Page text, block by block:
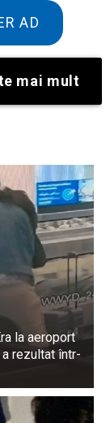
reține încă
în emisfera
cu încă 0,34
poate fi
constantă, a
AD
mai mult
la aeroport
rezultat într-